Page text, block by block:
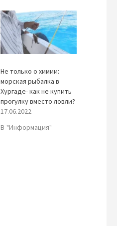
Не только о химии:
морская рыбалка в
Хургаде- как не купить
прогулку вместо ловли?
17.06.2022
В "Информация"